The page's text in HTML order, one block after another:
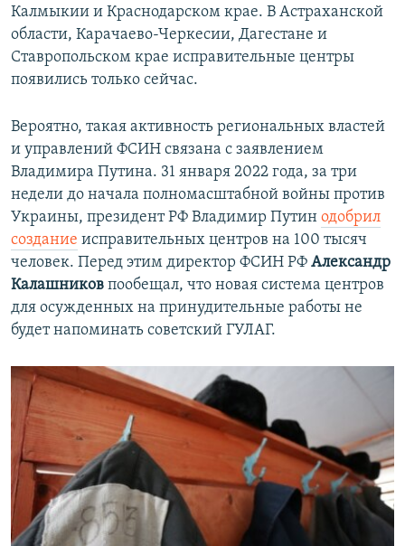
Калмыкии и Краснодарском крае. В Астраханской
области, Карачаево-Черкесии, Дагестане и
Ставропольском крае исправительные центры
появились только сейчас.
Вероятно, такая активность региональных властей
и управлений ФСИН связана с заявлением
Владимира Путина. 31 января 2022 года, за три
недели до начала полномасштабной войны против
Украины, президент РФ Владимир Путин одобрил
создание исправительных центров на 100 тысяч
человек. Перед этим директор ФСИН РФ Александр
Калашников пообещал, что новая система центров
для осужденных на принудительные работы не
будет напоминать советский ГУЛАГ.